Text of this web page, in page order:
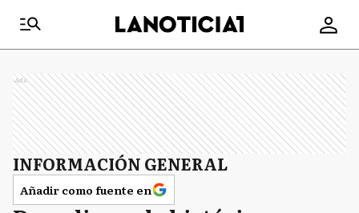
Ads
INFORMACIÓN GENERAL
Añadir como fuente en